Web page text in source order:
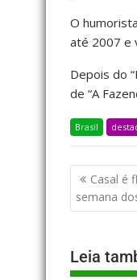
O
até 2007 e
Depois do
de “A
Brasil
Casal é
semana
Leia